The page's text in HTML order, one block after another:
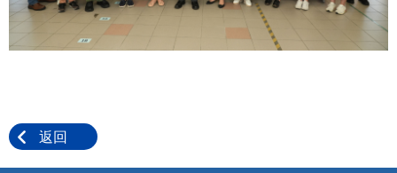
返回